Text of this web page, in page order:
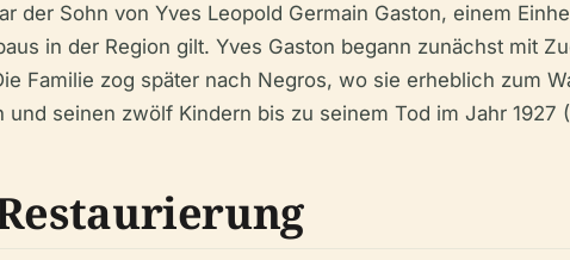
der Sohn von Yves Leopold Germain Gaston, einem
in der Region gilt. Yves Gaston begann zunächst mit
Familie zog später nach Negros, wo sie erheblich zum
und seinen zwölf Kindern bis zu seinem Tod im Jahr 1927 (